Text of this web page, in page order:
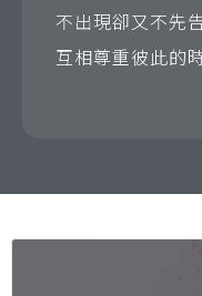
不出現卻又不先
互相尊重彼此的